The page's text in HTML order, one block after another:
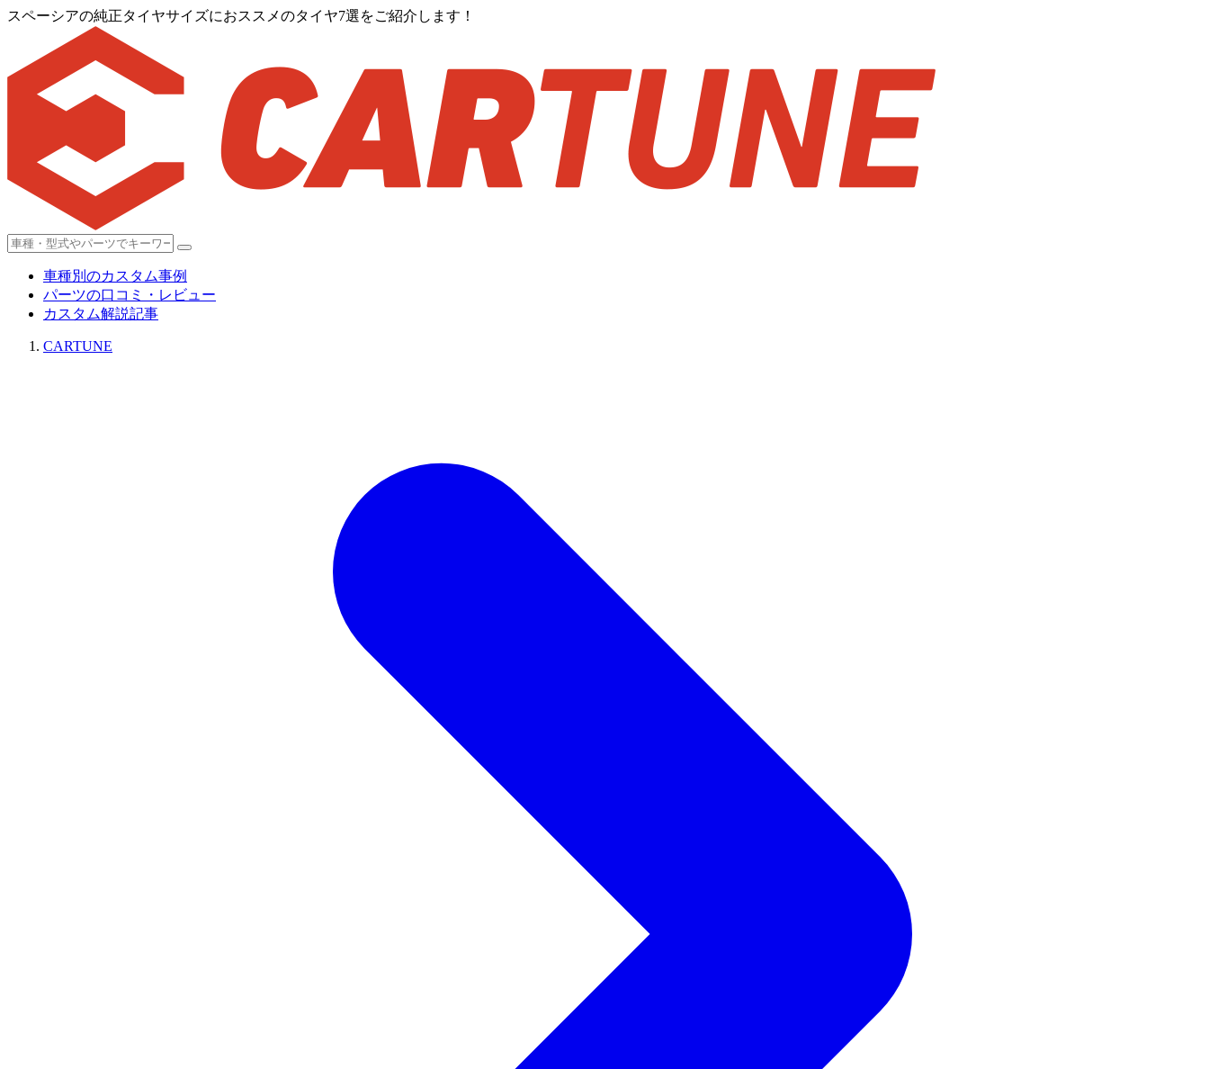
スペーシアの純正タイヤサイズにおススメのタイヤ7選をご紹介します！
車種別のカスタム事例
パーツの口コミ・レビュー
カスタム解説記事
CARTUNE